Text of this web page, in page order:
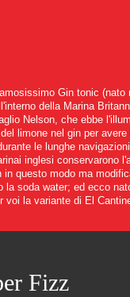
Gin tonic (nato
della Marina
Nelson, che ebbe
limone nel gin per avere
le lunghe
inglesi conservarono
in questo modo ma
la soda water; ed ecco
voi la variante di El
Fizz